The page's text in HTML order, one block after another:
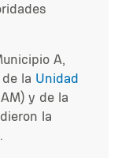
A,
la Unidad
y de la
la